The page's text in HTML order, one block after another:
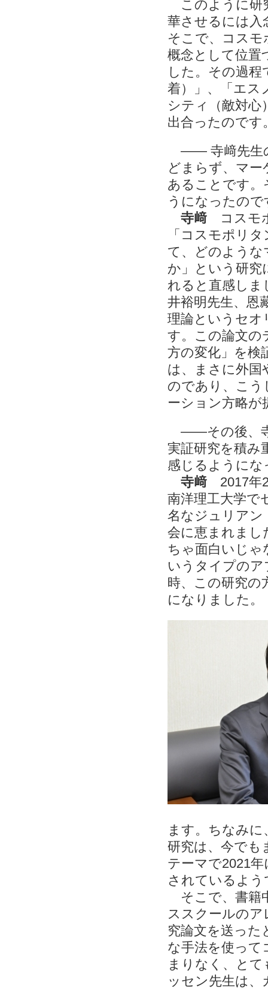
このように研
華させるには入
そこで、コス
概念として位置
した。その過
着）」、「エス
シティ（敵対心
出合ったのです
―― 寺﨑先生
どまらず、マ
あることです
うになったので
寺﨑 コスモ
「コスモポリ
て、どのよう
か」という研究
れると直感しま
井裕明先生、恩
理論というセオ
す。この論文の
方の変化」を検
は、まさに外国
のであり、こう
ーション方略が
――その後、寺
実証研究を積み
感じるように
寺﨑 2017年
南洋理工大学で
名なジュリアン
会に恵まれまし
ちゃ面白いじ
いうタイプの
時、この研究の
になりました。
ます。ちなみ
研究は、今でも
テーマで2021
されているよう
そこで、書籍
ススクールの
究論文を送った
な手法を使って
まりなく、と
ッセン先生は、